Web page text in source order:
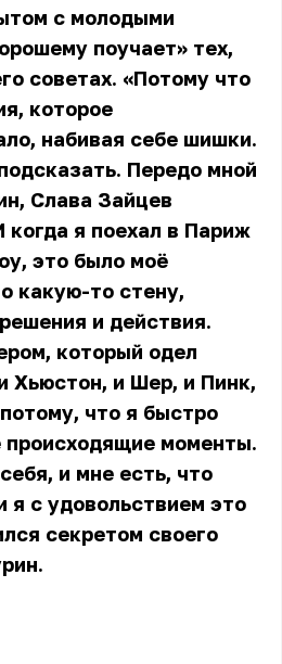
с молодыми
поучает» тех,
советах. «Потому что
которое
набивая себе шишки.
Передо мной
Слава Зайцев
когда я поехал в Париж
это было моё
какую-то стену,
и действия.
который одел
Хьюстон, и Шер, и Пинк,
что я быстро
происходящие моменты.
и мне есть, что
я с удовольствием это
секретом своего